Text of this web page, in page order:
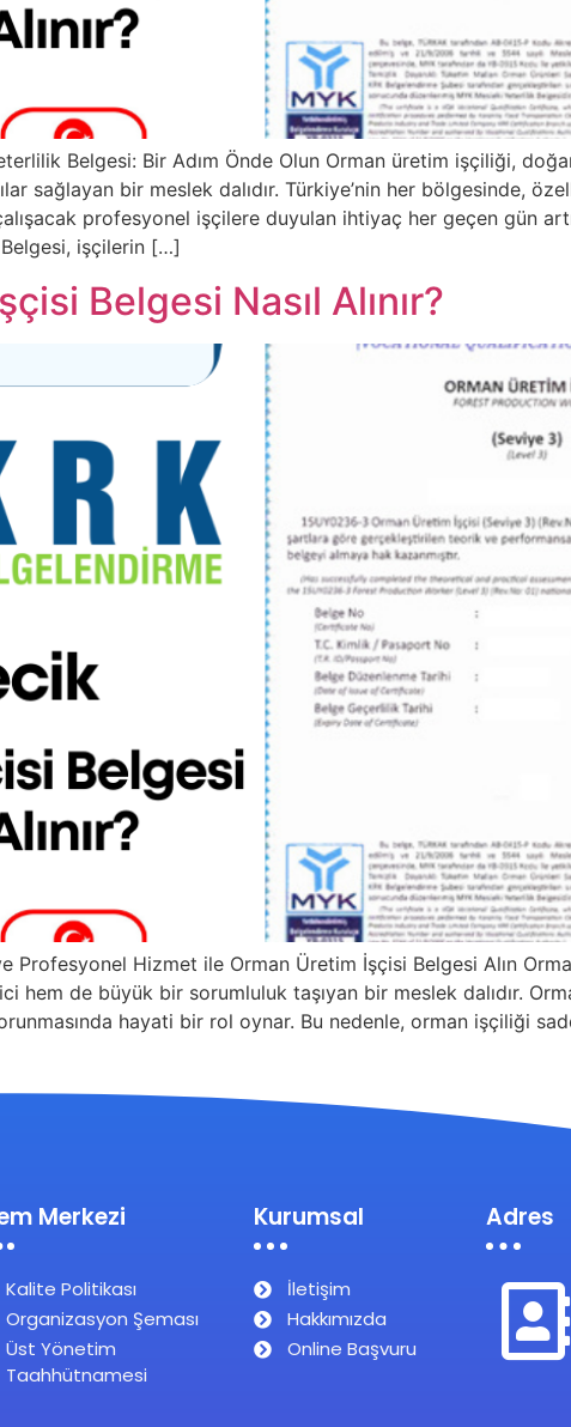
Belgesi: Bir Adım Önde Olun Orman üretim işçiliği,
sağlayan bir meslek dalıdır. Türkiye’nin her bölgesinde,
profesyonel işçilere duyulan ihtiyaç her geçen gün
işçilerin […]
Belgesi Nasıl Alınır?
Profesyonel Hizmet ile Orman Üretim İşçisi Belgesi Alın
hem de büyük bir sorumluluk taşıyan bir meslek dalıdır.
hayati bir rol oynar. Bu nedenle, orman işçiliği
Merkezi
Kalite Politikası
Organizasyon Şeması
Üst Yönetim
Taahhütnamesi
Kurumsal
İletişim
Hakkımızda
Online Başvuru
Adres